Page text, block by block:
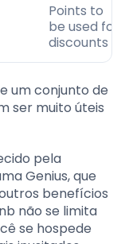
Points to
be used for
discounts
um conjunto de
ser muito úteis
pela
Genius, que
benefícios
não se limita
se hospede